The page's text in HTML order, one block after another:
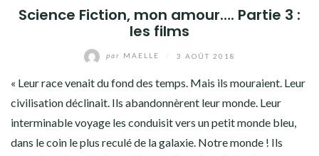
Science Fiction, mon amour…. Partie 3 :
les films
par MAELLE 3 AOÛT 2018
« Leur race venait du fond des temps. Mais ils mouraient. Leur
civilisation déclinait. Ils abandonnèrent leur monde. Leur
interminable voyage les conduisit vers un petit monde bleu,
dans le coin le plus reculé de la galaxie. Notre monde ! Ils